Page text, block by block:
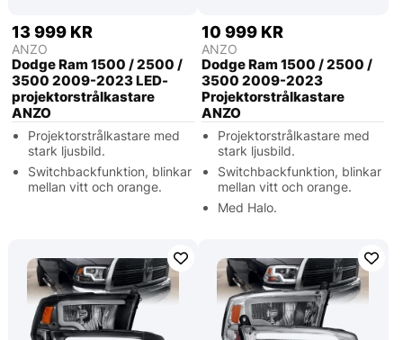
13 999 KR
ANZO
Dodge Ram 1500 / 2500 /
3500 2009-2023 LED-
projektorstrålkastare
ANZO
Projektorstrålkastare med
stark ljusbild.
Switchbackfunktion, blinkar
mellan vitt och orange.
10 999 KR
ANZO
Dodge Ram 1500 / 2500 /
3500 2009-2023
Projektorstrålkastare
ANZO
Projektorstrålkastare med
stark ljusbild.
Switchbackfunktion, blinkar
mellan vitt och orange.
Med Halo.